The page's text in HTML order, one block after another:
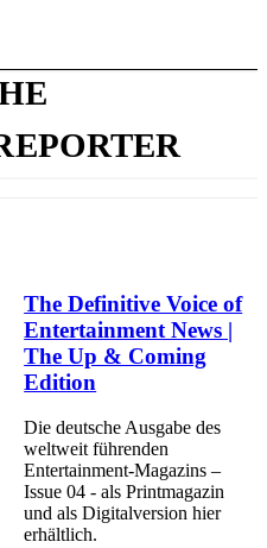
The Definitive Voice of
Entertainment News |
The Up & Coming
Edition
Die deutsche Ausgabe des
weltweit führenden
Entertainment-Magazins –
Issue 04 - als Printmagazin
und als Digitalversion hier
erhältlich.